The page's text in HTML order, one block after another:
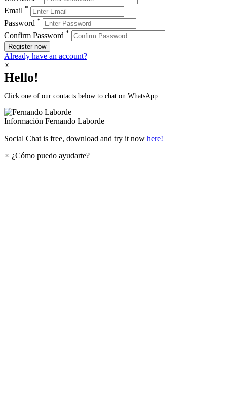
Email *
Password *
Confirm Password *
Register now
Already have an account?
×
Hello!
Click one of our contacts below to chat on WhatsApp
Información Fernando Laborde
Social Chat is free, download and try it now here!
× ¿Cómo puedo ayudarte?